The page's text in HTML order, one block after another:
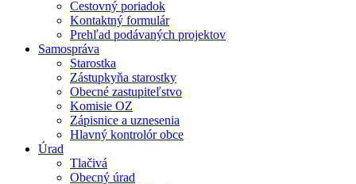
Cestovný poriadok
Kontaktný formulár
Prehľad podávaných projektov
Samospráva
Starostka
Zástupkyňa starostky
Obecné zastupiteľstvo
Komisie OZ
Zápisnice a uznesenia
Hlavný kontrolór obce
Úrad
Tlačivá
Obecný úrad